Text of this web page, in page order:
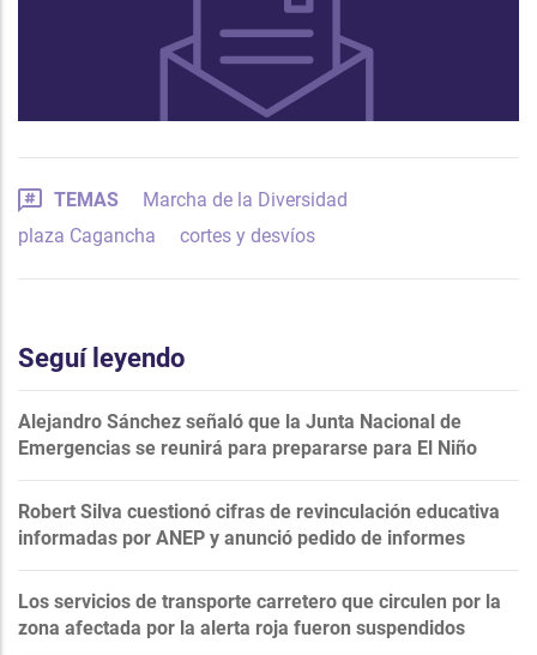
TEMAS
Marcha de la Diversidad
plaza Cagancha
cortes y desvíos
Seguí leyendo
Alejandro Sánchez señaló que la Junta Nacional de
Emergencias se reunirá para prepararse para El Niño
Robert Silva cuestionó cifras de revinculación educativa
informadas por ANEP y anunció pedido de informes
Los servicios de transporte carretero que circulen por la
zona afectada por la alerta roja fueron suspendidos